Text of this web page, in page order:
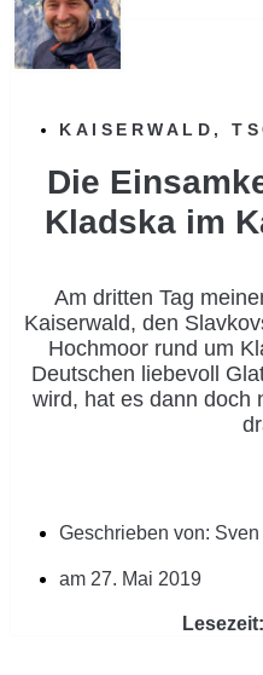
KAISERWALD ,
Die
Kladska im
Am dritten Tag
Kaiserwald, den
Hochmoor rund um
Deutschen liebevoll
wird, hat es dann doch
Geschrieben von:
am 27. Mai 2019